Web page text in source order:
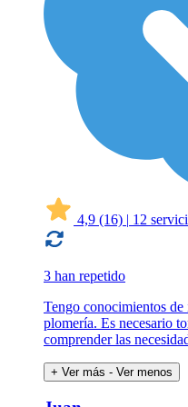
4,9 (16) | 12
3 han repetido
Tengo conocimientos de
plomería. Es necesario
comprender las
+ Ver más - Ver menos